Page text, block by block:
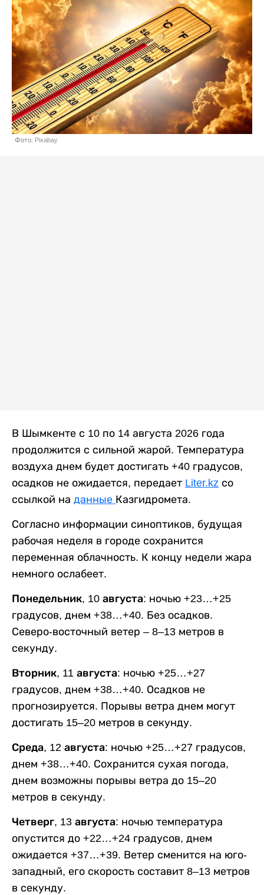
Фото: Pixabay
В Шымкенте с 10 по 14 августа 2026 года
продолжится с сильной жарой. Температура
воздуха днем будет достигать +40 градусов,
осадков не ожидается, передает Liter.kz со
ссылкой на данные Казгидромета.
Согласно информации синоптиков, будущая
рабочая неделя в городе сохранится
переменная облачность. К концу недели жара
немного ослабеет.
Понедельник, 10 августа: ночью +23…+25
градусов, днем +38…+40. Без осадков.
Северо-восточный ветер – 8–13 метров в
секунду.
Вторник, 11 августа: ночью +25…+27
градусов, днем +38…+40. Осадков не
прогнозируется. Порывы ветра днем могут
достигать 15–20 метров в секунду.
Среда, 12 августа: ночью +25…+27 градусов,
днем +38…+40. Сохранится сухая погода,
днем возможны порывы ветра до 15–20
метров в секунду.
Четверг, 13 августа: ночью температура
опустится до +22…+24 градусов, днем
ожидается +37…+39. Ветер сменится на юго-
западный, его скорость составит 8–13 метров
в секунду.